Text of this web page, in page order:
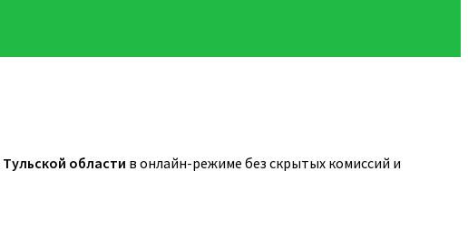
Тульской области в онлайн-режиме без скрытых комиссий и